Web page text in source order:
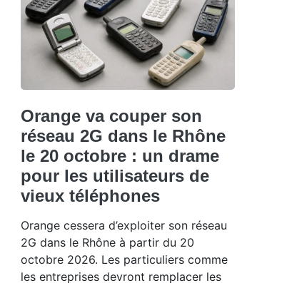
Orange va couper son
réseau 2G dans le Rhône
le 20 octobre : un drame
pour les utilisateurs de
vieux téléphones
Orange cessera d’exploiter son réseau
2G dans le Rhône à partir du 20
octobre 2026. Les particuliers comme
les entreprises devront remplacer les